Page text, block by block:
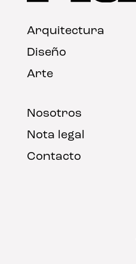
Arquitectura
Diseño
Arte
Nosotros
Nota legal
Contacto